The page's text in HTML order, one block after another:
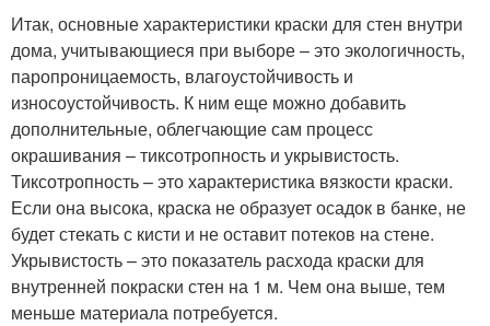
Итак, основные характеристики краски для стен внутри
дома, учитывающиеся при выборе – это экологичность,
паропроницаемость, влагоустойчивость и
износоустойчивость. К ним еще можно добавить
дополнительные, облегчающие сам процесс
окрашивания – тиксотропность и укрывистость.
Тиксотропность – это характеристика вязкости краски.
Если она высока, краска не образует осадок в банке, не
будет стекать с кисти и не оставит потеков на стене.
Укрывистость – это показатель расхода краски для
внутренней покраски стен на 1 м. Чем она выше, тем
меньше материала потребуется.